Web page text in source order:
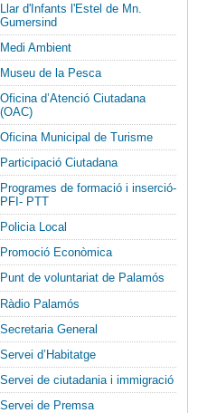
Llar d'Infants l'Estel de Mn.
Gumersind
Medi Ambient
Museu de la Pesca
Oficina d’Atenció Ciutadana
(OAC)
Oficina Municipal de Turisme
Participació Ciutadana
Programes de formació i inserció-
PFI- PTT
Policia Local
Promoció Econòmica
Punt de voluntariat de Palamós
Ràdio Palamós
Secretaria General
Servei d’Habitatge
Servei de ciutadania i immigració
Servei de Premsa